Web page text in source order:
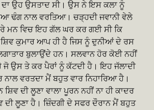
ਦਾ ਉਹ ਉਸਤਾਦ ਸੀ। ਉਸ ਨੇ ਇਸ ਕਲਾ ਨੂੰ
ਢੰਗ ਨਾਲ ਵਰਤਿਆ। ਚੜ੍ਹਦੀ ਜਵਾਨੀ ਵੇਲੇ
ਮਨ ਵਿਚ ਇਹ ਗੱਲ ਘਰ ਕਰ ਗਈ ਸੀ ਕਿ
ਕੁਮਾਰ ਆਪ ਹੀ ਹੈ ਜਿਸ ਨੂੰ ਦੁਨੀਆਂ ਦੇ ਰਸ
ਬੁਲਾਉਂਦੇ ਹਨ। ਸਲਵਾਨ ਹੋਰ ਕੋਈ ਨਹੀਂ
ਜੋ ਉਸ ਤੇ ਕਰ ਪੈਰਾਂ ਨੂੰ ਕੱਟਦੀ ਹੈ। ਇਹ ਜੱਲਾਦੀ
ਨਾਲ ਵਰਤਦਾ ਮੈਂ ਬਹੁਤ ਵਾਰ ਨਿਹਾਰਿਆ ਹੈ।
ਦੀ ਲੂਣਾ ਵਾਲਾ ਪੂਰਨ ਨਹੀਂ ਨਾ ਹੀ ਕਾਦਰ
ਦੀ ਲੂਣਾ ਹੈ। ਜ਼ਿੰਦਗੀ ਦੇ ਸਫਰ ਦੌਰਾਨ ਮੈਂ ਬਹੁਤ